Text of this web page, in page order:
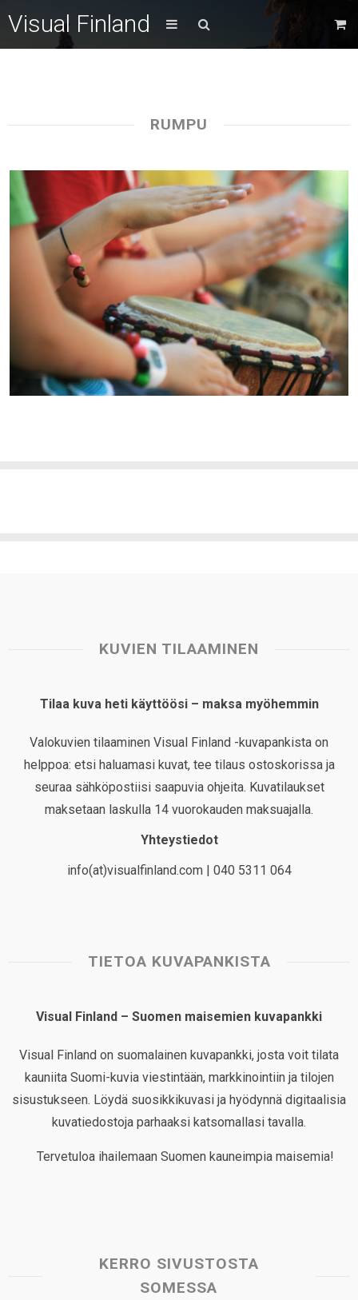
Visual Finland
RUMPU
KUVIEN TILAAMINEN
Tilaa kuva heti käyttöösi – maksa myöhemmin
Valokuvien tilaaminen Visual Finland -kuvapankista on
helppoa: etsi haluamasi kuvat, tee tilaus ostoskorissa ja
seuraa sähköpostiisi saapuvia ohjeita. Kuvatilaukset
maksetaan laskulla 14 vuorokauden maksuajalla.
Yhteystiedot
info(at)visualfinland.com | 040 5311 064
TIETOA KUVAPANKISTA
Visual Finland – Suomen maisemien kuvapankki
Visual Finland on suomalainen kuvapankki, josta voit tilata
kauniita Suomi-kuvia viestintään, markkinointiin ja tilojen
sisustukseen. Löydä suosikkikuvasi ja hyödynnä digitaalisia
kuvatiedostoja parhaaksi katsomallasi tavalla.
Tervetuloa ihailemaan Suomen kauneimpia maisemia!
KERRO SIVUSTOSTA
SOMESSA